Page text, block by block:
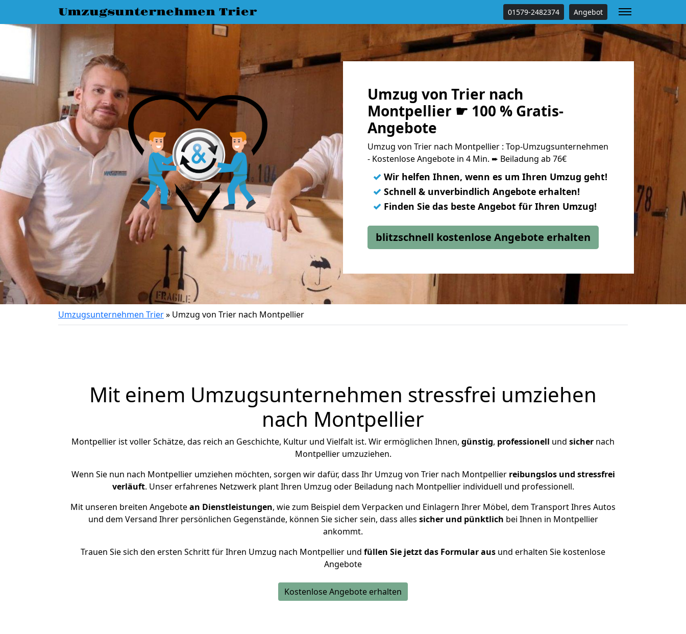
Umzugsunternehmen Trier 01579-2482374 Angebot
Umzug von Trier nach
Montpellier ☛ 100 % Gratis-
Angebote
Umzug von Trier nach Montpellier : Top-Umzugsunternehmen
- Kostenlose Angebote in 4 Min. ➨ Beiladung ab 76€
✓ Wir helfen Ihnen, wenn es um Ihren Umzug geht!
✓ Schnell & unverbindlich Angebote erhalten!
✓ Finden Sie das beste Angebot für Ihren Umzug!
blitzschnell kostenlose Angebote erhalten
Umzugsunternehmen Trier» Umzug von Trier nach Montpellier
Mit einem Umzugsunternehmen stressfrei umziehen
nach Montpellier
Montpellier ist voller Schätze, das reich an Geschichte, Kultur und Vielfalt ist. Wir ermöglichen Ihnen, günstig, professionell und sicher nach
Montpellier umzuziehen.
Wenn Sie nun nach Montpellier umziehen möchten, sorgen wir dafür, dass Ihr Umzug von Trier nach Montpellier reibungslos und stressfrei
verläuft. Unser erfahrenes Netzwerk plant Ihren Umzug oder Beiladung nach Montpellier individuell und professionell.
Mit unseren breiten Angebotean Dienstleistungen, wie zum Beispiel dem Verpacken und Einlagern Ihrer Möbel, dem Transport Ihres Autos
und dem Versand Ihrer persönlichen Gegenstände, können Sie sicher sein, dass alles sicher und pünktlich bei Ihnen in Montpellier
ankommt.
Trauen Sie sich den ersten Schritt für Ihren Umzug nach Montpellier und füllen Sie jetzt das Formular aus und erhalten Sie kostenlose
Angebote
Kostenlose Angebote erhalten